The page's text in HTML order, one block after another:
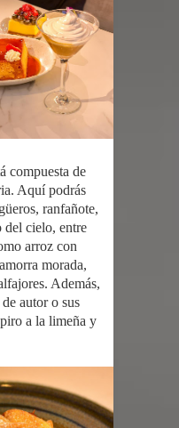
compuesta de
Aquí podrás
ranfañote,
del cielo, entre
arroz con
morada,
Además,
autor o sus
a la limeña y